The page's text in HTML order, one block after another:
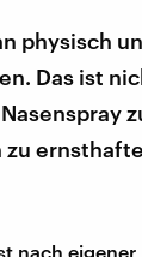
physisch
Das ist
zu
nach eigener